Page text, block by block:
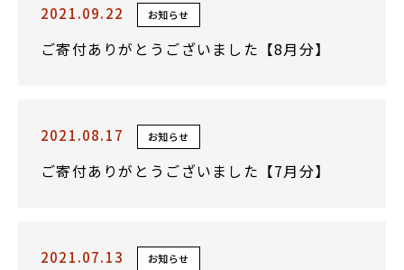
2021.09.22 お知らせ
ご寄付ありがとうございました【8月分】
2021.08.17 お知らせ
ご寄付ありがとうございました【7月分】
2021.07.13 お知らせ